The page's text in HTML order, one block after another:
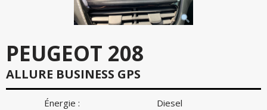
PEUGEOT 208
ALLURE BUSINESS GPS
Énergie :
Diesel